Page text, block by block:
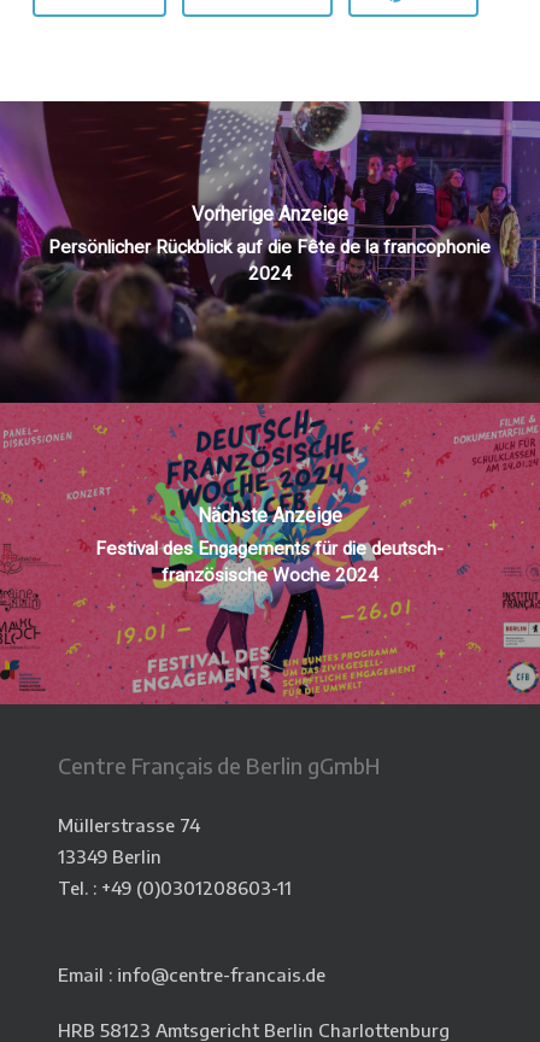
Vorherige Anzeige
Persönlicher Rückblick auf die Fête de la francophonie
2024
Nächste Anzeige
Festival des Engagements für die deutsch-
französische Woche 2024
Centre Français de Berlin gGmbH
Müllerstrasse 74
13349 Berlin
Tel. : +49 (0)0301208603-11
Email : info@centre-francais.de
HRB 58123 Amtsgericht Berlin Charlottenburg